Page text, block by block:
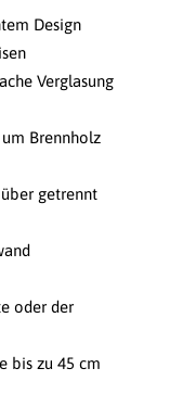
Design
Verglasung
Brennholz
getrennt
oder der
bis zu 45 cm